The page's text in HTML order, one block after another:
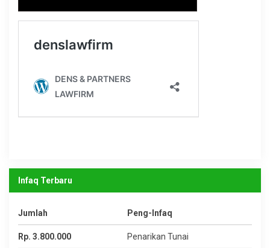
Infaq Terbaru
Jumlah Peng-Infaq
Rp. 3.800.000 Penarikan Tunai